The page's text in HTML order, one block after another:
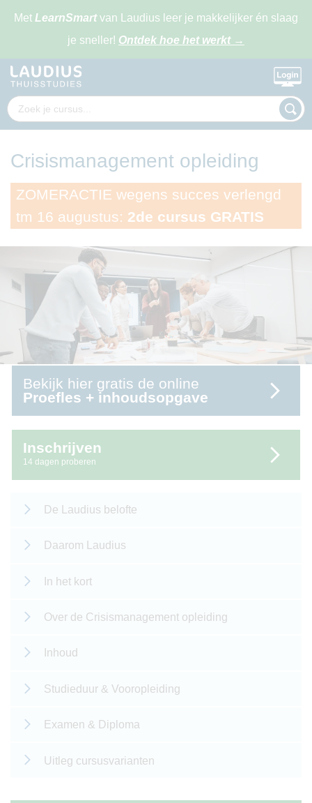
Met LearnSmartvan Laudius leer je makkelijker én slaag
je sneller! Ontdek hoe het werkt →
Crisismanagement opleiding
ZOMERACTIE wegens succes verlengd
tm 16 augustus: 2de cursus GRATIS
Bekijk hier gratis de online
Proefles + inhoudsopgave
Inschrijven
14 dagen proberen
De Laudius belofte
Daarom Laudius
In het kort
Over de Crisismanagement opleiding
Inhoud
Studieduur & Vooropleiding
Examen & Diploma
Uitleg cursusvarianten